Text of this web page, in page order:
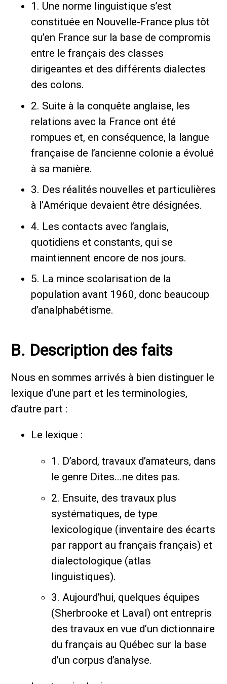
1. Une norme linguistique s’est
constituée en Nouvelle-France plus tôt
qu’en France sur la base de compromis
entre le français des classes
dirigeantes et des différents dialectes
des colons.
2. Suite à la conquête anglaise, les
relations avec la France ont été
rompues et, en conséquence, la langue
française de l’ancienne colonie a évolué
à sa manière.
3. Des réalités nouvelles et particulières
à l’Amérique devaient être désignées.
4. Les contacts avec l’anglais,
quotidiens et constants, qui se
maintiennent encore de nos jours.
5. La mince scolarisation de la
population avant 1960, donc beaucoup
d’analphabétisme.
B. Description des faits
Nous en sommes arrivés à bien distinguer le
lexique d’une part et les terminologies,
d’autre part :
Le lexique :
1. D’abord, travaux d’amateurs, dans
le genre Dites...ne dites pas.
2. Ensuite, des travaux plus
systématiques, de type
lexicologique (inventaire des écarts
par rapport au français français) et
dialectologique (atlas
linguistiques).
3. Aujourd’hui, quelques équipes
(Sherbrooke et Laval) ont entrepris
des travaux en vue d’un dictionnaire
du français au Québec sur la base
d’un corpus d’analyse.